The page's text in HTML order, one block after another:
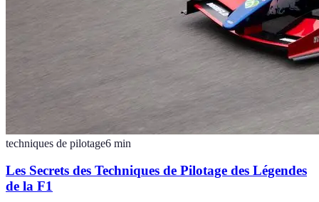
techniques de pilotage6 min
Les Secrets des Techniques de Pilotage des Légendes
de la F1